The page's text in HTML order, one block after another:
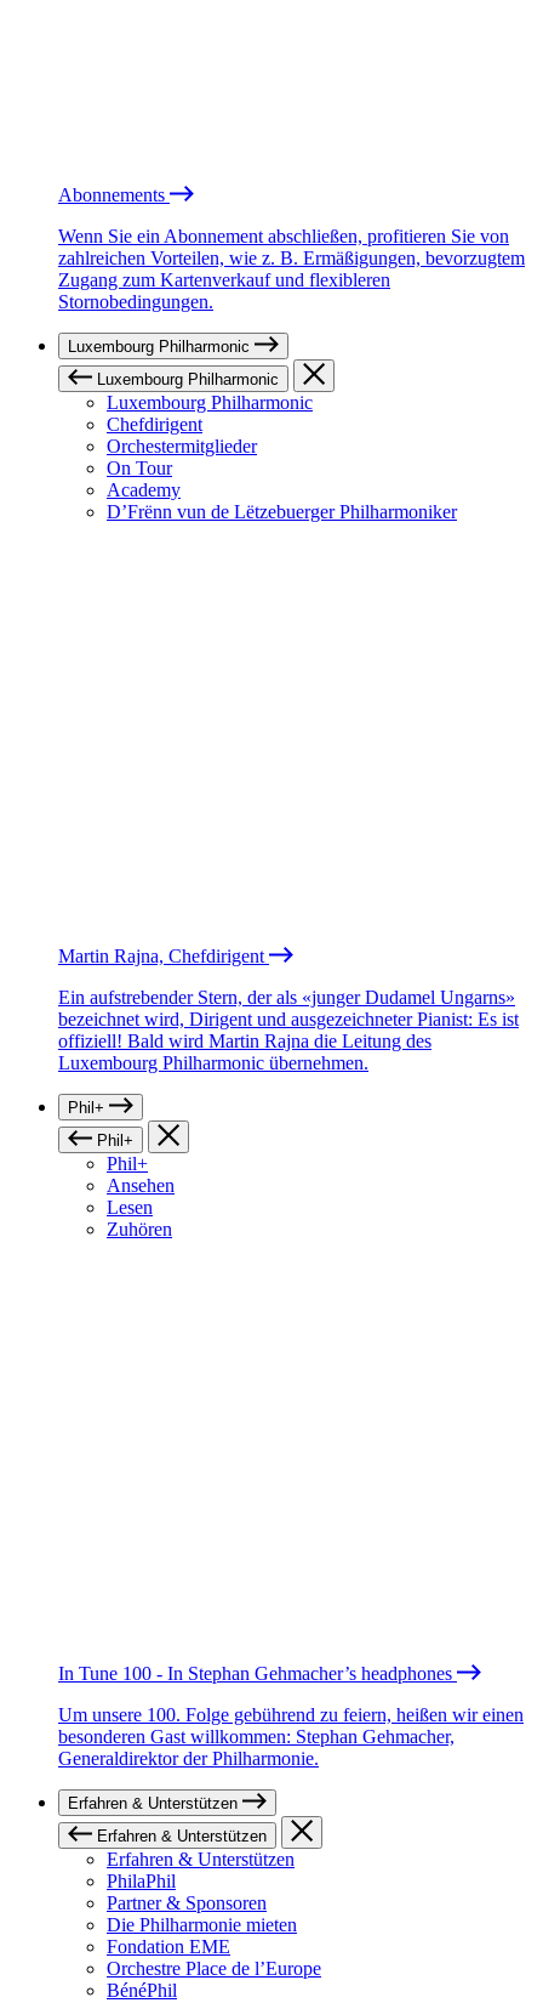
Abonnements
Wenn Sie ein Abonnement abschließen, profitieren Sie von
zahlreichen Vorteilen, wie z. B. Ermäßigungen, bevorzugtem
Zugang zum Kartenverkauf und flexibleren
Stornobedingungen.
Luxembourg Philharmonic
Luxembourg Philharmonic
Luxembourg Philharmonic
Chefdirigent
Orchestermitglieder
On Tour
Academy
D’Frënn vun de Lëtzebuerger Philharmoniker
Martin Rajna, Chefdirigent
Ein aufstrebender Stern, der als «junger Dudamel Ungarns»
bezeichnet wird, Dirigent und ausgezeichneter Pianist: Es ist
offiziell! Bald wird Martin Rajna die Leitung des
Luxembourg Philharmonic übernehmen.
Phil+
Phil+
Phil+
Ansehen
Lesen
Zuhören
In Tune 100 - In Stephan Gehmacher’s headphones
Um unsere 100. Folge gebührend zu feiern, heißen wir einen
besonderen Gast willkommen: Stephan Gehmacher,
Generaldirektor der Philharmonie.
Erfahren & Unterstützen
Erfahren & Unterstützen
Erfahren & Unterstützen
PhilaPhil
Partner & Sponsoren
Die Philharmonie mieten
Fondation EME
Orchestre Place de l’Europe
BénéPhil